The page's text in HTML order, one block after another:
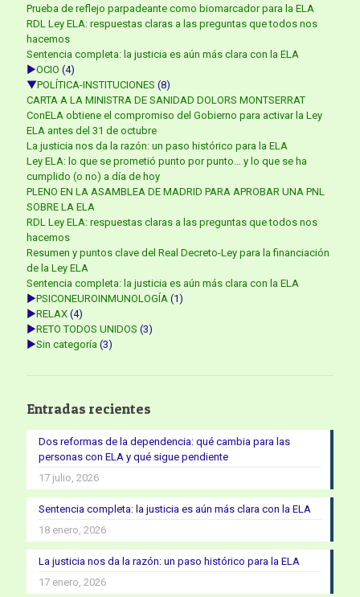
Prueba de reflejo parpadeante como biomarcador para la ELA
RDL Ley ELA: respuestas claras a las preguntas que todos nos
hacemos
Sentencia completa: la justicia es aún más clara con la ELA
►OCIO (4)
▼POLÍTICA-INSTITUCIONES (8)
CARTA A LA MINISTRA DE SANIDAD DOLORS MONTSERRAT
ConELA obtiene el compromiso del Gobierno para activar la Ley
ELA antes del 31 de octubre
La justicia nos da la razón: un paso histórico para la ELA
Ley ELA: lo que se prometió punto por punto… y lo que se ha
cumplido (o no) a día de hoy
PLENO EN LA ASAMBLEA DE MADRID PARA APROBAR UNA PNL
SOBRE LA ELA
RDL Ley ELA: respuestas claras a las preguntas que todos nos
hacemos
Resumen y puntos clave del Real Decreto-Ley para la financiación
de la Ley ELA
Sentencia completa: la justicia es aún más clara con la ELA
►PSICONEUROINMUNOLOGÍA (1)
►RELAX (4)
►RETO TODOS UNIDOS (3)
►Sin categoría (3)
Entradas recientes
Dos reformas de la dependencia: qué cambia para las
personas con ELA y qué sigue pendiente
17 julio, 2026
Sentencia completa: la justicia es aún más clara con la ELA
18 enero, 2026
La justicia nos da la razón: un paso histórico para la ELA
17 enero, 2026